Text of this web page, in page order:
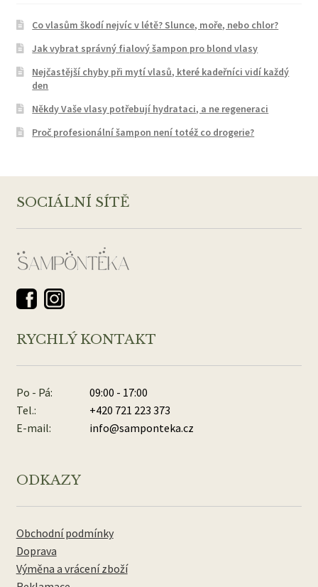
Co vlasům škodí nejvíc v létě? Slunce, moře, nebo chlor?
Jak vybrat správný fialový šampon pro blond vlasy
Nejčastější chyby při mytí vlasů, které kadeřníci vidí každý
den
Někdy Vaše vlasy potřebují hydrataci, a ne regeneraci
Proč profesionální šampon není totéž co drogerie?
SOCIÁLNÍ SÍTĚ
RYCHLÝ KONTAKT
Po - Pá:
09:00 - 17:00
Tel.:
+420 721 223 373
E-mail:
info@samponteka.cz
ODKAZY
Obchodní podmínky
Doprava
Výměna a vrácení zboží